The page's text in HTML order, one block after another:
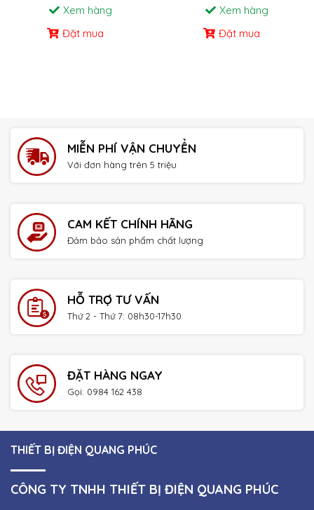
Xem hàng
Đặt mua
Xem hàng
Đặt mua
MIỄN PHÍ VẬN CHUYỂN
Với đơn hàng trên 5 triệu
CAM KẾT CHÍNH HÃNG
Đảm bảo sản phẩm chất lượng
HỖ TRỢ TƯ VẤN
Thứ 2 - Thứ 7: 08h30-17h30
ĐẶT HÀNG NGAY
Gọi: 0984 162 438
THIẾT BỊ ĐIỆN QUANG PHÚC
CÔNG TY TNHH THIẾT BỊ ĐIỆN QUANG PHÚC